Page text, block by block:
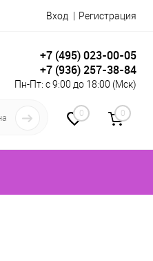
Вход Регистрация
+7 (495) 023-00-05
+7 (936) 257-38-84
Пн-Пт: с 9:00 до 18:00 (Мск)
0 0